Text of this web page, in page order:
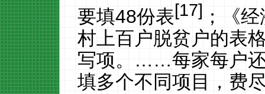
要填48份表[17]；《经
村上百户脱贫户的表
写项。……每家每户
填多个不同项目，费